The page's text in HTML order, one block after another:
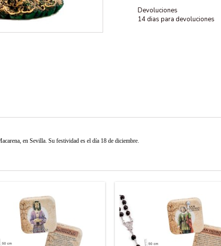
Devoluciones
14 dias para devoluciones
en Sevilla. Su festividad es el día 18 de diciembre.